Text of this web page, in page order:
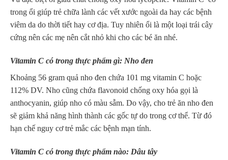
trong ổi giúp trẻ chữa lành các vết xước ngoài da hay các bệnh
viêm da do thời tiết hay cơ địa. Tuy nhiên ổi là một loại trái cây
cứng nên các mẹ nên cắt nhỏ khi cho các bé ăn nhé.
Vitamin C có trong thực phẩm gì: Nho đen
Khoảng 56 gram quả nho đen chứa 101 mg vitamin C hoặc
112% DV. Nho cũng chứa flavonoid chống oxy hóa gọi là
anthocyanin, giúp nho có màu sẫm. Do vậy, cho trẻ ăn nho đen
sẽ giảm khả năng hình thành các gốc tự do trong cơ thể. Từ đó
hạn chế nguy cơ trẻ mắc các bệnh mạn tính.
Vitamin C có trong thực phẩm nào: Dâu tây